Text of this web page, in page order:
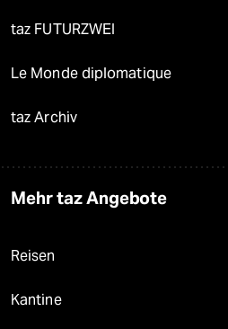
taz FUTURZWEI
Le Monde diplomatique
taz Archiv
Mehr taz Angebote
Reisen
Kantine